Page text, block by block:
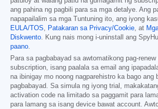
ang pahina ng pagbili para sa mga detalye. Ang
napapailalim sa mga Tuntuning ito, ang iyong
EULA/TOS, Patakaran sa Privacy/Cookie, at
Diskwento. Kung nais mong i-uninstall ang
paano.
Para sa pagbabayad sa awtomatikong pag-renew
subscription, isang paalala sa email ang
na ibinigay mo noong nagparehistro ka bago ang
pagbabayad. Sa simula ng iyong trial,
activation code na limitado sa paggamit para
para lamang sa isang device bawat account.